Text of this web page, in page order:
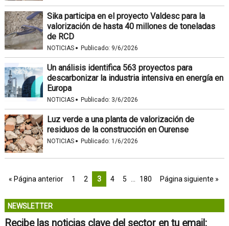
Sika participa en el proyecto Valdesc para la
valorización de hasta 40 millones de toneladas
de RCD
NOTICIAS · Publicado: 9/6/2026
Un análisis identifica 563 proyectos para
descarbonizar la industria intensiva en energía en
Europa
NOTICIAS · Publicado: 3/6/2026
Luz verde a una planta de valorización de
residuos de la construcción en Ourense
NOTICIAS · Publicado: 1/6/2026
« Página anterior 1 2 3 4 5 180 Página siguiente »
NEWSLETTER
Recibe las noticias clave del sector en tu email: